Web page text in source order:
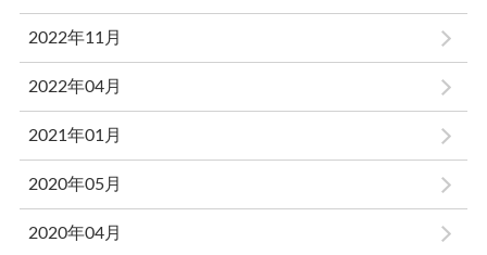
2022年11月
2022年04月
2021年01月
2020年05月
2020年04月